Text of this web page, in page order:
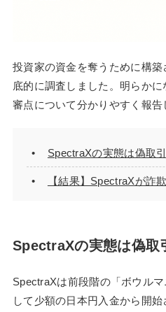
投資家の資金を奪うために構
底的に調査しました。明らか
審点について分かりやすく報告
SpectraXの実態は偽取
【結果】SpectraXが詐
SpectraXの実態は偽取
SpectraXは前段階の「ボウル
して少額の日本円入金から開